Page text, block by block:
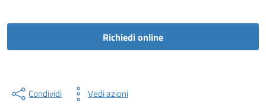
Richiedi online
Condividi Vedi azioni